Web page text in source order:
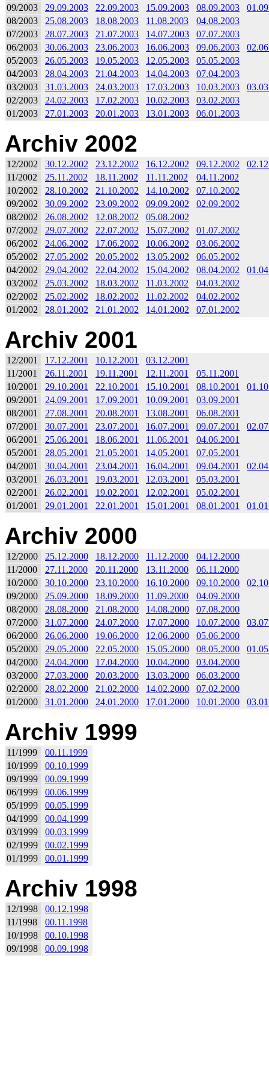
09/2003
29.09.2003 22.09.2003 15.09.2003 08.09.2003
08/2003
25.08.2003 18.08.2003 11.08.2003
04.08.2003
07/2003
28.07.2003 21.07.2003 14.07.2003
07.07.2003
06/2003
30.06.2003 23.06.2003 16.06.2003 09.06.2003
05/2003
26.05.2003 19.05.2003 12.05.2003
05.05.2003
04/2003
28.04.2003 21.04.2003 14.04.2003
07.04.2003
03/2003
31.03.2003 24.03.2003 17.03.2003 10.03.2003
02/2003
24.02.2003 17.02.2003 10.02.2003
03.02.2003
01/2003
27.01.2003 20.01.2003 13.01.2003 06.01.2003
Archiv 2002
12/2002 30.12.2002 23.12.2002 16.12.2002 09.12.2002
11/2002
25.11.2002 18.11.2002 11.11.2002
04.11.2002
10/2002
28.10.2002 21.10.2002 14.10.2002
07.10.2002
09/2002
30.09.2002 23.09.2002 09.09.2002
02.09.2002
08/2002
26.08.2002 12.08.2002
05.08.2002
07/2002
29.07.2002 22.07.2002 15.07.2002
01.07.2002
06/2002
24.06.2002 17.06.2002 10.06.2002
03.06.2002
05/2002
27.05.2002 20.05.2002 13.05.2002
06.05.2002
04/2002
29.04.2002 22.04.2002 15.04.2002 08.04.2002
03/2002
25.03.2002 18.03.2002 11.03.2002
04.03.2002
02/2002
25.02.2002 18.02.2002 11.02.2002
04.02.2002
01/2002
28.01.2002 21.01.2002 14.01.2002 07.01.2002
Archiv 2001
12/2001 17.12.2001 10.12.2001
03.12.2001
11/2001
26.11.2001 19.11.2001 12.11.2001
05.11.2001
10/2001
29.10.2001 22.10.2001 15.10.2001 08.10.2001
09/2001
24.09.2001 17.09.2001 10.09.2001
03.09.2001
08/2001
27.08.2001 20.08.2001 13.08.2001
06.08.2001
07/2001
30.07.2001 23.07.2001 16.07.2001 09.07.2001
06/2001
25.06.2001 18.06.2001 11.06.2001
04.06.2001
05/2001
28.05.2001 21.05.2001 14.05.2001
07.05.2001
04/2001
30.04.2001 23.04.2001 16.04.2001 09.04.2001
03/2001
26.03.2001 19.03.2001 12.03.2001
05.03.2001
02/2001
26.02.2001 19.02.2001 12.02.2001
05.02.2001
01/2001
29.01.2001 22.01.2001 15.01.2001 08.01.2001
Archiv 2000
12/2000 25.12.2000 18.12.2000 11.12.2000
04.12.2000
11/2000
27.11.2000 20.11.2000 13.11.2000
06.11.2000
10/2000
30.10.2000 23.10.2000 16.10.2000 09.10.2000
09/2000
25.09.2000 18.09.2000 11.09.2000
04.09.2000
08/2000
28.08.2000 21.08.2000 14.08.2000
07.08.2000
07/2000
31.07.2000 24.07.2000 17.07.2000 10.07.2000
06/2000
26.06.2000 19.06.2000 12.06.2000
05.06.2000
05/2000
29.05.2000 22.05.2000 15.05.2000 08.05.2000
04/2000
24.04.2000 17.04.2000 10.04.2000
03.04.2000
03/2000
27.03.2000 20.03.2000 13.03.2000
06.03.2000
02/2000
28.02.2000 21.02.2000 14.02.2000
07.02.2000
01/2000
31.01.2000 24.01.2000 17.01.2000 10.01.2000
Archiv 1999
11/1999
00.11.1999
10/1999
00.10.1999
09/1999
00.09.1999
06/1999
00.06.1999
05/1999
00.05.1999
04/1999
00.04.1999
03/1999
00.03.1999
02/1999
00.02.1999
01/1999
00.01.1999
Archiv 1998
12/1998
00.12.1998
11/1998
00.11.1998
10/1998
00.10.1998
09/1998
00.09.1998